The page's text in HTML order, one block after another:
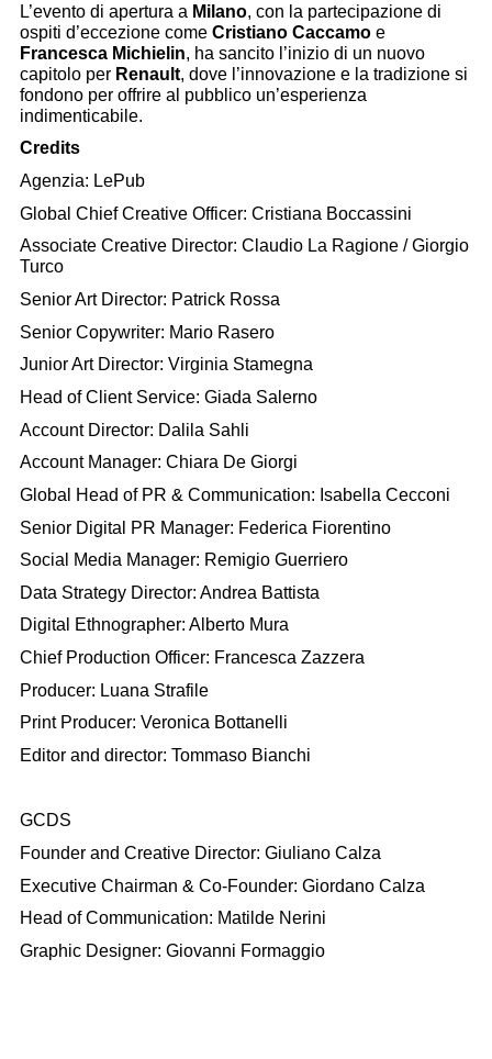
L’evento di apertura a Milano, con la partecipazione di
ospiti d’eccezione come Cristiano Caccamo e
Francesca Michielin, ha sancito l’inizio di un nuovo
capitolo per Renault, dove l’innovazione e la tradizione si
fondono per offrire al pubblico un’esperienza
indimenticabile.
Credits
Agenzia: LePub
Global Chief Creative Officer: Cristiana Boccassini
Associate Creative Director: Claudio La Ragione / Giorgio
Turco
Senior Art Director: Patrick Rossa
Senior Copywriter: Mario Rasero
Junior Art Director: Virginia Stamegna
Head of Client Service: Giada Salerno
Account Director: Dalila Sahli
Account Manager: Chiara De Giorgi
Global Head of PR & Communication: Isabella Cecconi
Senior Digital PR Manager: Federica Fiorentino
Social Media Manager: Remigio Guerriero
Data Strategy Director: Andrea Battista
Digital Ethnographer: Alberto Mura
Chief Production Officer: Francesca Zazzera
Producer: Luana Strafile
Print Producer: Veronica Bottanelli
Editor and director: Tommaso Bianchi
GCDS
Founder and Creative Director: Giuliano Calza
Executive Chairman & Co-Founder: Giordano Calza
Head of Communication: Matilde Nerini
Graphic Designer: Giovanni Formaggio